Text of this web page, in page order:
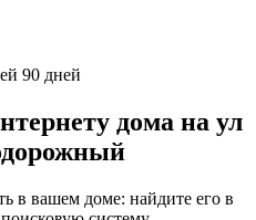
90 дней
дома на ул
в вашем доме: найдите его в